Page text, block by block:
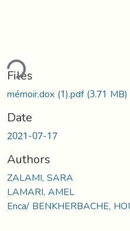
Files
mémoir.dox (1).pdf(3.71 MB)
Date
2021-07-17
Authors
ZALAMI, SARA
LAMARI, AMEL
Enca/ BENKHERBACHE,